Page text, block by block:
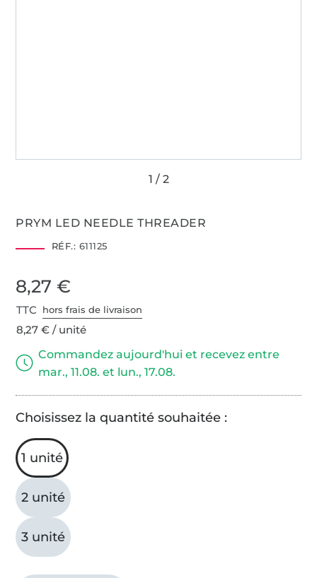
PRYM LED NEEDLE THREADER
RÉF.: 611125
8,27 €
TTC hors frais de livraison
8,27 € / unité
Commandez aujourd'hui et recevez entre
mar., 11.08. et lun., 17.08.
Choisissez la quantité souhaitée :
1 unité
2 unité
3 unité